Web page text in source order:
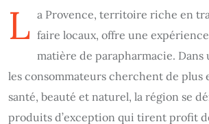
L a Provence, territoire riche en
faire locaux, offre une
matière de parapharmacie. Dans
les consommateurs cherchent de plus
santé, beauté et naturel, la région se
produits d’exception qui tirent profit